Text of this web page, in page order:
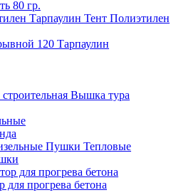
80 гр.
Тент Полиэтилен
120 Тарпаулин
Вышка тура
Тепловые
для прогрева бетона